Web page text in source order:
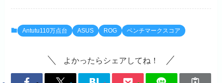
e
b
o
k
o
d
o
n
Antutu110万点台 ASUS ROG ベンチマークスコア
よかったらシェアしてね！